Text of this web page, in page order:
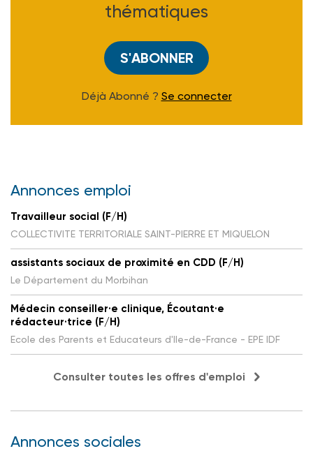
thématiques
S'ABONNER
Déjà Abonné ? Se connecter
Annonces emploi
Travailleur social (F/H)
COLLECTIVITE TERRITORIALE SAINT-PIERRE ET MIQUELON
assistants sociaux de proximité en CDD (F/H)
Le Département du Morbihan
Médecin conseiller·e clinique, Écoutant·e
rédacteur·trice (F/H)
Ecole des Parents et Educateurs d'Ile-de-France - EPE IDF
Consulter toutes les offres d'emploi
Annonces sociales